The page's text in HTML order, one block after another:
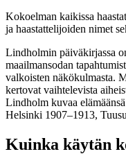
Kokoelman kaikissa
ja haastattelijoiden nimet
Lindholmin päiväkirjassa
maailmansodan
valkoisten näkökulmasta.
kertovat vaihtelevista
Lindholm kuvaa
Helsinki 1907–1913,
Kuinka käytän